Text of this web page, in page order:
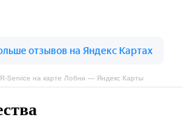
R-Service на карте Лобни — Яндекс Карты